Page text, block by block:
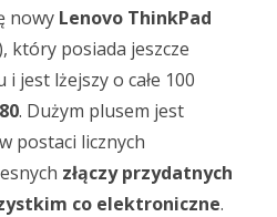
nowy Lenovo ThinkPad
który posiada jeszcze
jest lżejszy o całe 100
. Dużym plusem jest
postaci licznych
złączy przydatnych
co elektroniczne.